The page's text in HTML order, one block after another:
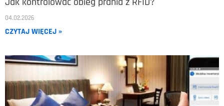
04.02.2026
CZYTAJ WIĘCEJ »